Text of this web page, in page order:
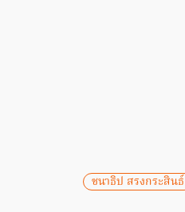
ชนาธิป สรงกระสินธ์